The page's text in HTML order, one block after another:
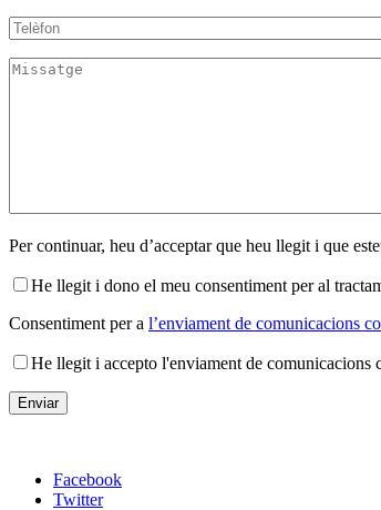
Per continuar, heu d’acceptar que heu llegit i que
He llegit i dono el meu consentiment per al
Consentiment per a l’enviament de comunicacions
He llegit i accepto l'enviament de comunicacions
Facebook
Twitter